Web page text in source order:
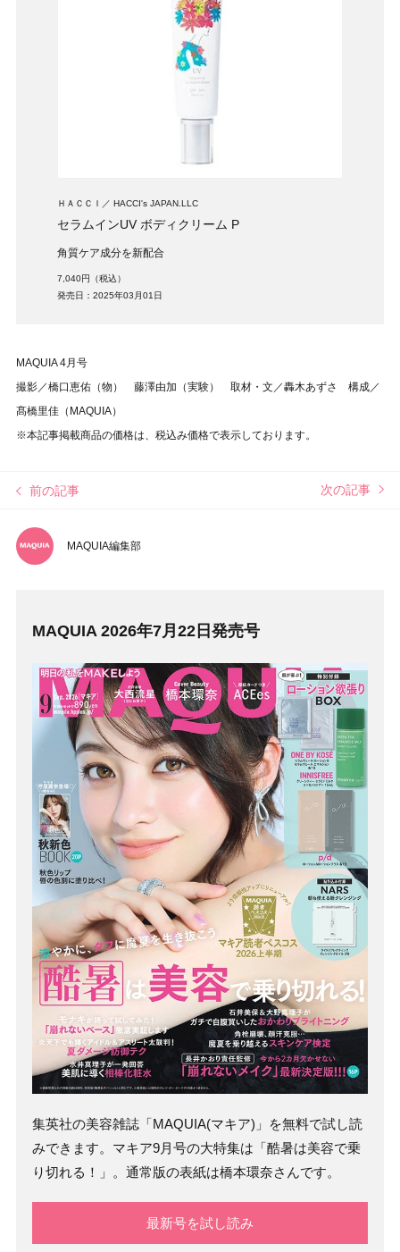
ＨＡＣＣＩ HACCI's JAPAN.LLC
セラムインUV ボディクリーム P
角質ケア成分を新配合
7,040円（税込）
発売日：2025年03月01日
MAQUIA 4月号
撮影／橋口恵佑（物） 藤澤由加（実験） 取材・文／轟木あずさ 構成／
髙橋里佳（MAQUIA）
※本記事掲載商品の価格は、税込み価格で表示しております。
前の記事 次の記事
MAQUIA編集部
MAQUIA 2026年7月22日発売号
集英社の美容雑誌「MAQUIA(マキア)」を無料で試し読
みできます。マキア9月号の大特集は「酷暑は美容で乗
り切れる！」。通常版の表紙は橋本環奈さんです。
最新号を試し読み